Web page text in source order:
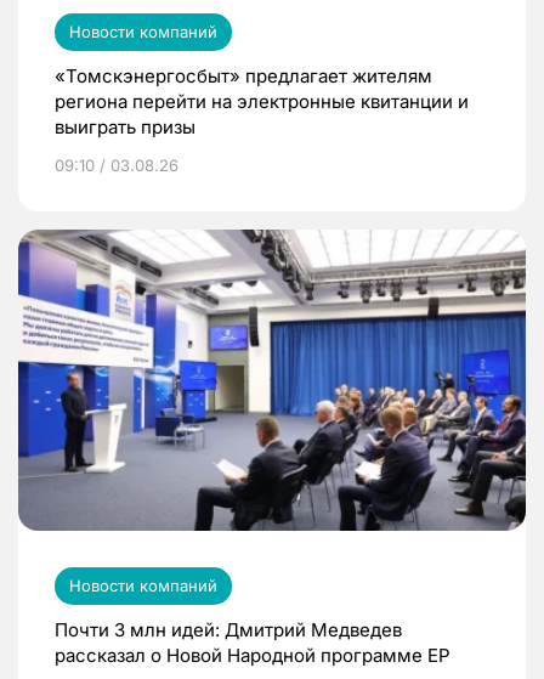
Новости компаний
«Томскэнергосбыт» предлагает жителям
региона перейти на электронные квитанции и
выиграть призы
09:10 / 03.08.26
Новости компаний
Почти 3 млн идей: Дмитрий Медведев
рассказал о Новой Народной программе ЕР